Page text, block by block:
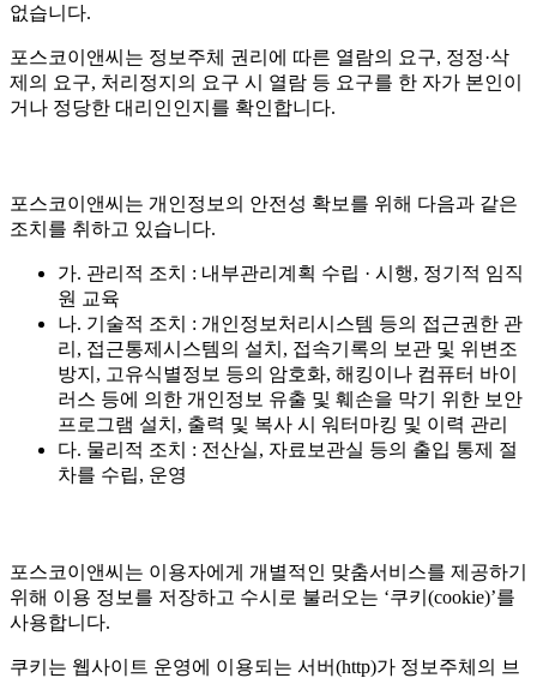
없습니다.
포스코이앤씨는 정보주체 권리에 따른 열람의 요구, 정정·삭
제의 요구, 처리정지의 요구 시 열람 등 요구를 한 자가 본인이
거나 정당한 대리인인지를 확인합니다.
포스코이앤씨는 개인정보의 안전성 확보를 위해 다음과 같은
조치를 취하고 있습니다.
가. 관리적 조치 : 내부관리계획 수립 · 시행, 정기적 임직
원 교육
나. 기술적 조치 : 개인정보처리시스템 등의 접근권한 관
리, 접근통제시스템의 설치, 접속기록의 보관 및 위변조
방지, 고유식별정보 등의 암호화, 해킹이나 컴퓨터 바이
러스 등에 의한 개인정보 유출 및 훼손을 막기 위한 보안
프로그램 설치, 출력 및 복사 시 워터마킹 및 이력 관리
다. 물리적 조치 : 전산실, 자료보관실 등의 출입 통제 절
차를 수립, 운영
포스코이앤씨는 이용자에게 개별적인 맞춤서비스를 제공하기
위해 이용 정보를 저장하고 수시로 불러오는 ‘쿠키(cookie)’를
사용합니다.
쿠키는 웹사이트 운영에 이용되는 서버(http)가 정보주체의 브